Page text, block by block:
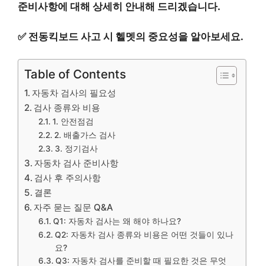
준비사항에 대해 상세히 안내해 드리겠습니다.
✅ 전동킥보드 사고 시 헬멧의 중요성을 알아보세요.
Table of Contents
자동차 검사의 필요성
검사 종류와 비용
1. 안전점검
2. 배출가스 검사
3. 정기검사
자동차 검사 준비사항
검사 후 주의사항
결론
자주 묻는 질문 Q&A
Q1: 자동차 검사는 왜 해야 하나요?
Q2: 자동차 검사 종류와 비용은 어떤 것들이 있나
요?
Q3: 자동차 검사를 준비할 때 필요한 것은 무엇